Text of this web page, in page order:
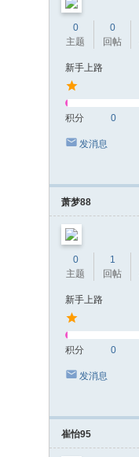
0
主题
0
回帖
新手上路
积分 0
发消息
萧梦88
0
主题
1
回帖
新手上路
积分 0
发消息
崔怡95